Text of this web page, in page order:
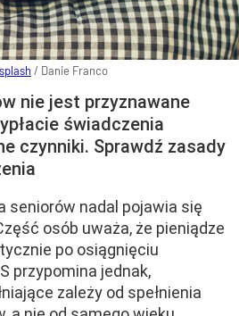
/ Danie Franco
nie jest przyznawane
świadczenia
czynniki. Sprawdź zasady
seniorów nadal pojawia się
osób uważa, że pieniądze
po osiągnięciu
przypomina jednak,
zależy od spełnienia